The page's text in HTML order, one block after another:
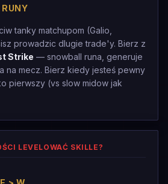
tanky matchupom (Galio,
prowadzic dlugie trade'y. Bierz z
Strike — snowball runa, generuje
na mecz. Bierz kiedy jesteś pewny
pierwszy (vs slow midow jak
LEVELOWAĆ SKILLE?